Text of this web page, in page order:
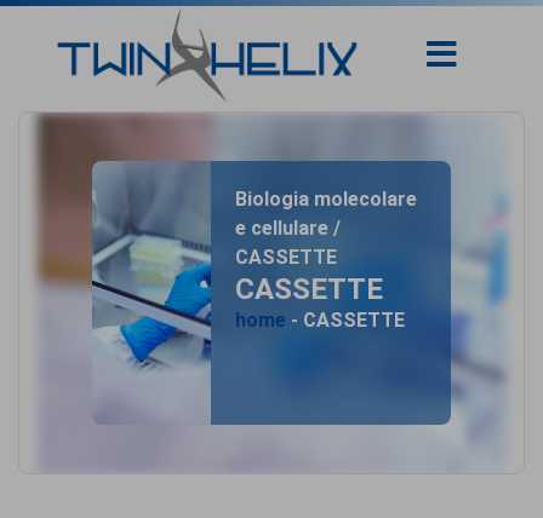
Biologia molecolare
e cellulare /
CASSETTE
CASSETTE
home - CASSETTE